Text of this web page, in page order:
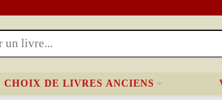
CHOIX DE LIVRES ANCIENS